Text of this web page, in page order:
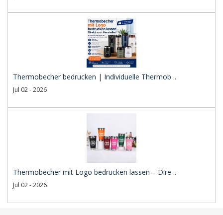
Thermobecher bedrucken | Individuelle Thermob ..
Jul 02 - 2026
Thermobecher mit Logo bedrucken lassen – Dire ..
Jul 02 - 2026